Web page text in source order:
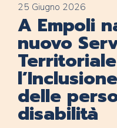
25 Giugno 2026
A Empoli
nuovo
delle
disabilità